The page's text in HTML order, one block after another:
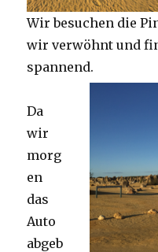
Wir besuchen die
wir verwöhnt und
spannend.
Da
wir
morg
en
das
Auto
abgeb